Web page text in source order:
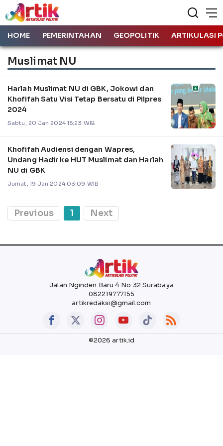
HOME PEMERINTAHAN GEOPOLITIK ARTIKULASI
Muslimat NU
Harlah Muslimat NU di GBK, Jokowi dan
Khofifah Satu Visi Tetap Bersatu di Pilpres
2024
Sabtu, 20 Jan 2024 15:23 WIB
Khofifah Audiensi dengan Wapres,
Undang Hadir ke HUT Muslimat dan Harlah
NU di GBK
Jumat, 19 Jan 2024 03:09 WIB
Previous 1 Next
Jalan Nginden Baru 4 No 32 Surabaya
082219777155
artikredaksi@gmail.com
©2026 artik.id